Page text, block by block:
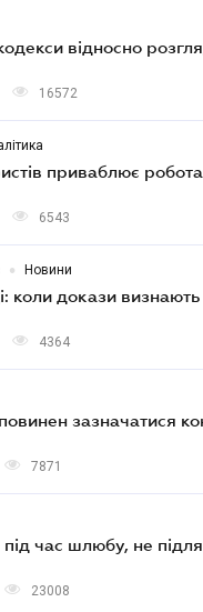
відносно
16572
приваблює робота
6543
• Новини
коли докази
4364
зазначатися
7871
час шлюбу, не
23008